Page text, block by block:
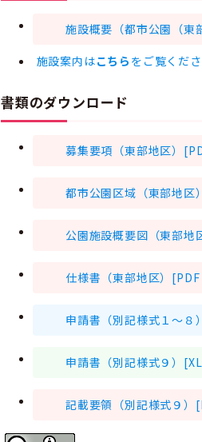
施設概要（都市公園（
施設案内はこちら をご覧くださ
書類のダウンロード
募集要項（東部地区）
都市公園区域（東部地
公園施設概要図（東部
仕様書（東部地区）
申請書（別記様式１～８
申請書（別記様式９）
記載要領（別記様式９）